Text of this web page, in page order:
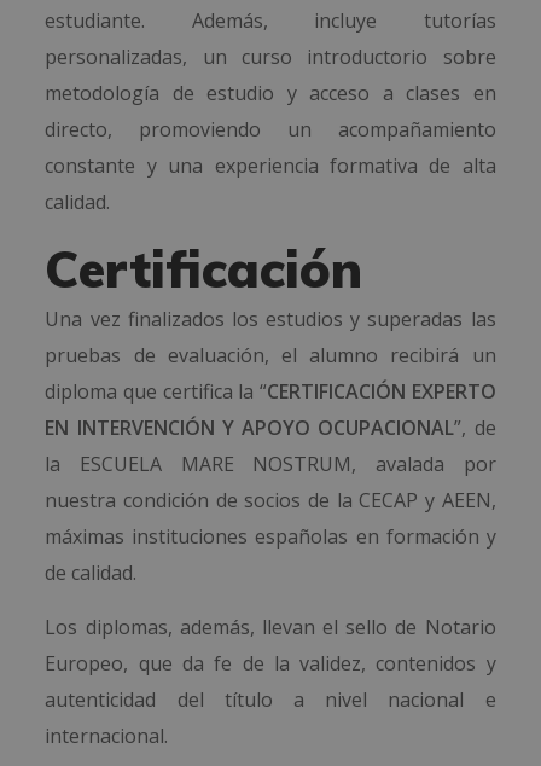
estudiante. Además, incluye tutorías
personalizadas, un curso introductorio sobre
metodología de estudio y acceso a clases en
directo, promoviendo un acompañamiento
constante y una experiencia formativa de alta
calidad.
Certificación
Una vez finalizados los estudios y superadas las
pruebas de evaluación, el alumno recibirá un
diploma que certifica la “CERTIFICACIÓN EXPERTO
EN INTERVENCIÓN Y APOYO OCUPACIONAL”, de
la ESCUELA MARE NOSTRUM, avalada por
nuestra condición de socios de la CECAP y AEEN,
máximas instituciones españolas en formación y
de calidad.
Los diplomas, además, llevan el sello de Notario
Europeo, que da fe de la validez, contenidos y
autenticidad del título a nivel nacional e
internacional.